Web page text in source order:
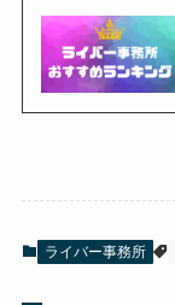
ライバー事務所